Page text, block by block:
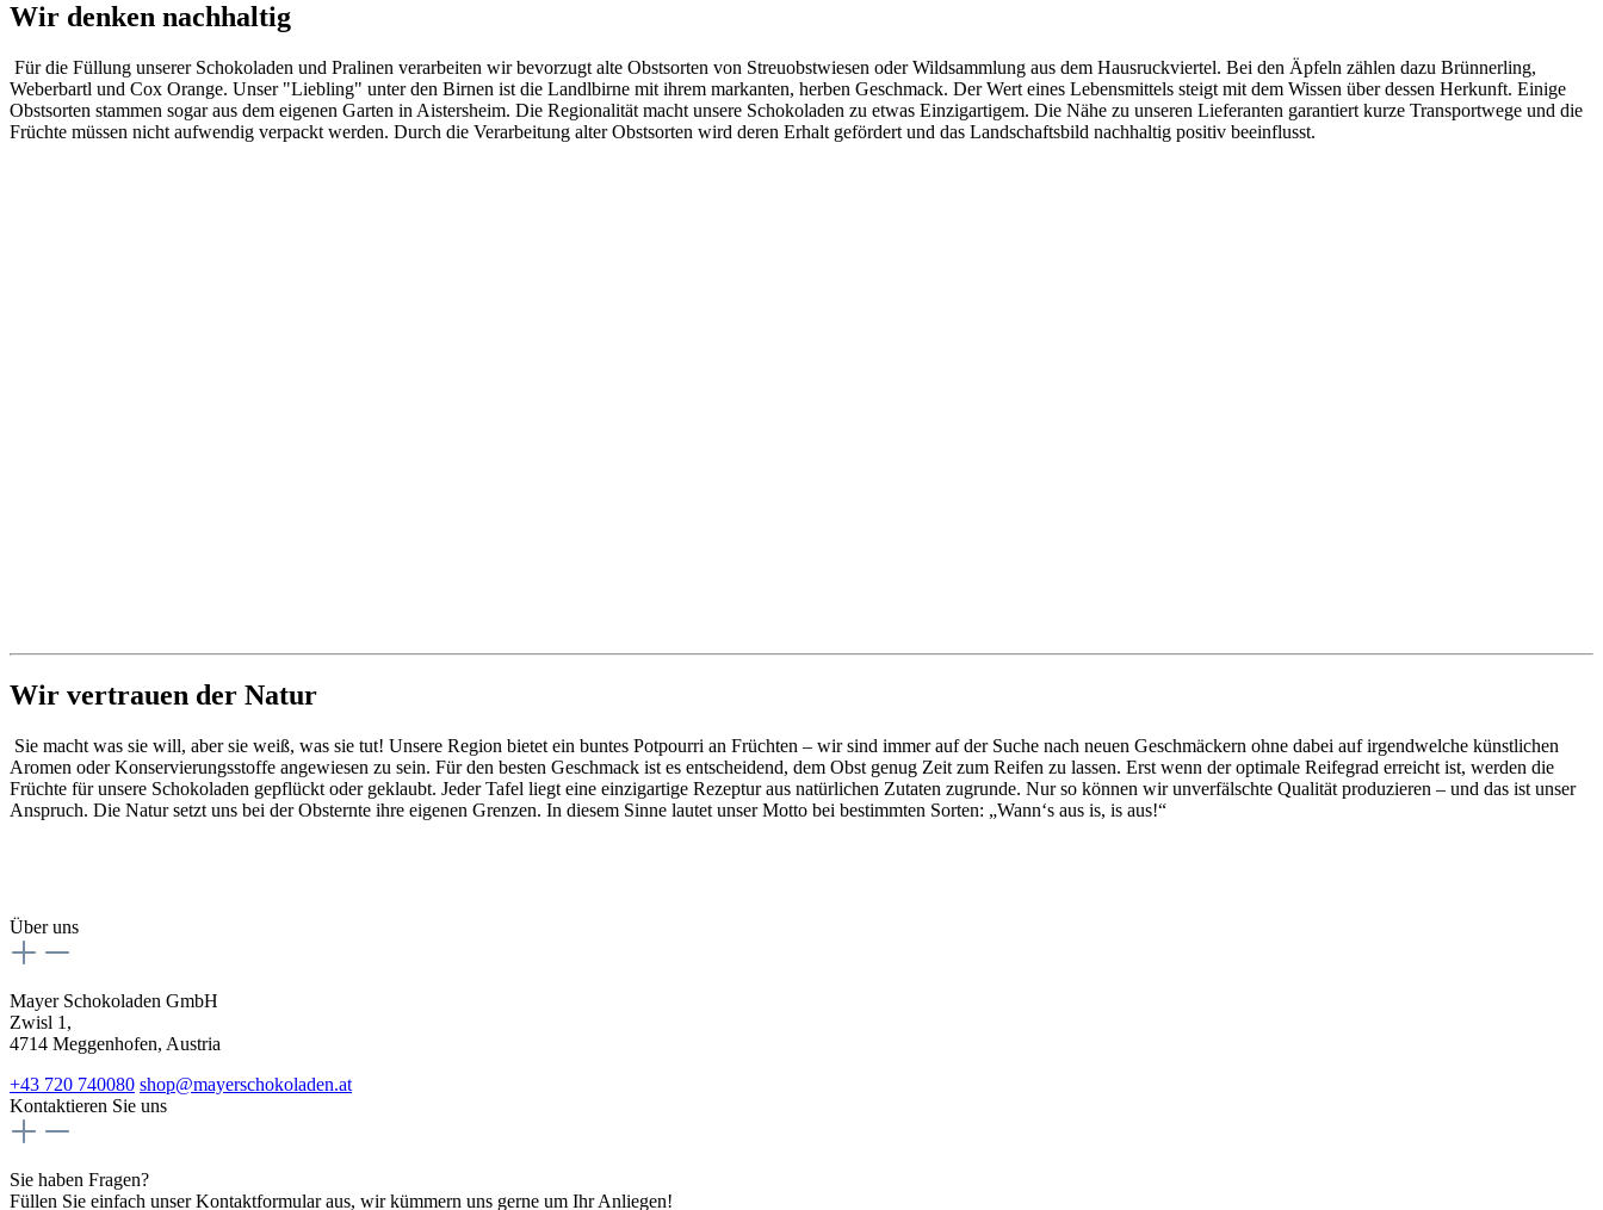
Wir denken nachhaltig
Für die Füllung unserer Schokoladen und Pralinen verarbeiten wir bevorzugt alte Obstsorten von Streuobstwiesen oder Wildsammlung aus dem Hausruckviertel. Bei den Äpfeln zählen dazu Brünnerling,
Weberbartl und Cox Orange. Unser "Liebling" unter den Birnen ist die Landlbirne mit ihrem markanten, herben Geschmack. Der Wert eines Lebensmittels steigt mit dem Wissen über dessen Herkunft. Einige
Obstsorten stammen sogar aus dem eigenen Garten in Aistersheim. Die Regionalität macht unsere Schokoladen zu etwas Einzigartigem. Die Nähe zu unseren Lieferanten garantiert kurze Transportwege und die
Früchte müssen nicht aufwendig verpackt werden. Durch die Verarbeitung alter Obstsorten wird deren Erhalt gefördert und das Landschaftsbild nachhaltig positiv beeinflusst.
Wir vertrauen der Natur
Sie macht was sie will, aber sie weiß, was sie tut! Unsere Region bietet ein buntes Potpourri an Früchten – wir sind immer auf der Suche nach neuen Geschmäckern ohne dabei auf irgendwelche künstlichen
Aromen oder Konservierungsstoffe angewiesen zu sein. Für den besten Geschmack ist es entscheidend, dem Obst genug Zeit zum Reifen zu lassen. Erst wenn der optimale Reifegrad erreicht ist, werden die
Früchte für unsere Schokoladen gepflückt oder geklaubt. Jeder Tafel liegt eine einzigartige Rezeptur aus natürlichen Zutaten zugrunde. Nur so können wir unverfälschte Qualität produzieren – und das ist unser
Anspruch. Die Natur setzt uns bei der Obsternte ihre eigenen Grenzen. In diesem Sinne lautet unser Motto bei bestimmten Sorten: „Wann‘s aus is, is aus!“
Über uns
Mayer Schokoladen GmbH
Zwisl 1,
4714 Meggenhofen, Austria
+43 720 740080 shop@mayerschokoladen.at
Kontaktieren Sie uns
Sie haben Fragen?
Füllen Sie einfach unser Kontaktformular aus, wir kümmern uns gerne um Ihr Anliegen!